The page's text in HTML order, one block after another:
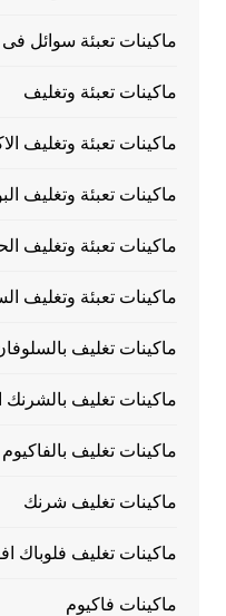
ماكينات تعبئة سوائل
ماكينات تعبئة وتغليف
ماكينات تعبئة وتغليف
ماكينات تعبئة وتغليف
ماكينات تعبئة وتغليف
ماكينات تعبئة وتغليف
ماكينات تغليف
ماكينات تغليف بالشرنك
ماكينات تغليف بالفاكيوم
ماكينات تغليف شرنك
ماكينات تغليف فلوباك
ماكينات فاكيوم